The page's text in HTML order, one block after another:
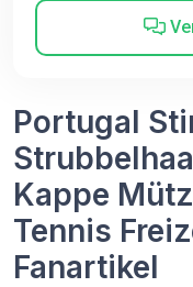
Portugal
Kappe
Tennis
Fanartikel